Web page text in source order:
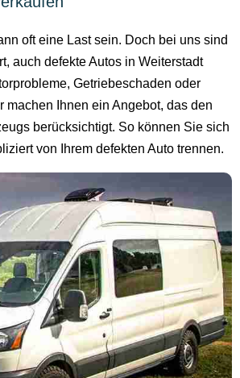
oft eine Last sein. Doch bei uns sind
auch defekte Autos in Weiterstadt
Getriebeschaden oder
machen Ihnen ein Angebot, das den
berücksichtigt. So können Sie sich
von Ihrem defekten Auto trennen.